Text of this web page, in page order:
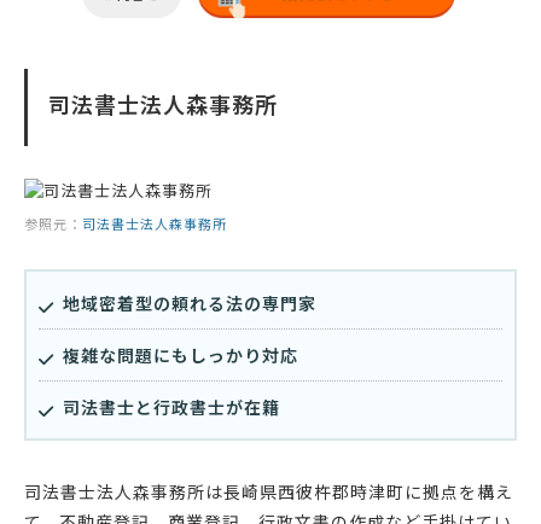
司法書士法人森事務所
参照元： 司法書士法人森事務所
地域密着型の頼れる法の専門家
複雑な問題にもしっかり対応
司法書士と行政書士が在籍
司法書士法人森事務所は長崎県西彼杵郡時津町に拠点を構え